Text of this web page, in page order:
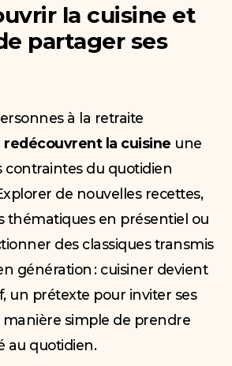
la cuisine et
partager ses
à la retraite
la cuisine une
contraintes du quotidien
de nouvelles recettes,
thématiques en présentiel ou
des classiques transmis
génération : cuisiner devient
un prétexte pour inviter ses
simple de prendre
au quotidien.